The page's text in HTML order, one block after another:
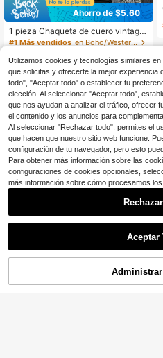
Ahorro de $5.60
1 pieza Chaqueta de cuero vintage
desgastada con cremallera complet
de cuero PU de estilo motocicleta c
asual para hombre, primavera y oto
ño
#1 Más vendidos
en Boho/Western - Estilo occidental Chaquetas y ab
$24.09 -19%
¡30% DE
Utilizamos cookies y tecnologías similares
que solicitas y ofrecerte la mejor experiencia
todo", "Aceptar todo" o establecer tu
elección. Al seleccionar "Aceptar todo",
que nos ayudan a analizar el tráfico, ofrecer
el contenido y los anuncios para
Al seleccionar "Rechazar todo", permites el
que hacen que nuestro sitio web funcione.
configuración de tu navegador, pero esto
Para obtener más información sobre las
configuraciones de cookies opcionales,
más información sobre cómo procesamos los
Aceptar